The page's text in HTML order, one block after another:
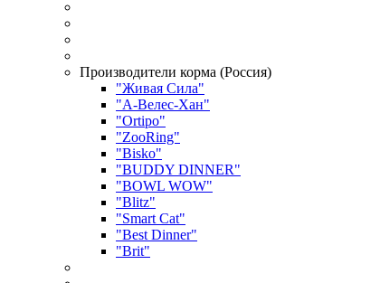
Производители корма (Россия)
"Живая Сила"
"А-Велес-Хан"
"Ortipo"
"ZooRing"
"Bisko"
"BUDDY DINNER"
"BOWL WOW"
"Blitz"
"Smart Cat"
"Best Dinner"
"Brit"